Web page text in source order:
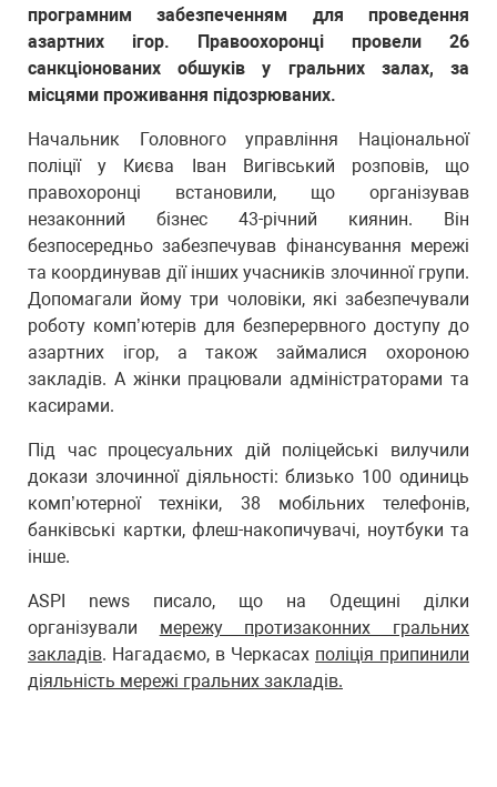
програмним забезпеченням для проведення
азартних ігор. Правоохоронці провели 26
санкціонованих обшуків у гральних залах, за
місцями проживання підозрюваних.
Начальник Головного управління Національної
поліції у Києва Іван Вигівський розповів, що
правохоронці встановили, що організував
незаконний бізнес 43-річний киянин. Він
безпосередньо забезпечував фінансування мережі
та координував дії інших учасників злочинної групи.
Допомагали йому три чоловіки, які забезпечували
роботу комп’ютерів для безперервного доступу до
азартних ігор, а також займалися охороною
закладів. А жінки працювали адміністраторами та
касирами.
Під час процесуальних дій поліцейські вилучили
докази злочинної діяльності: близько 100 одиниць
комп’ютерної техніки, 38 мобільних телефонів,
банківські картки, флеш-накопичувачі, ноутбуки та
інше.
ASPI news писало, що на Одещині ділки
організували мережу протизаконних гральних
закладів. Нагадаємо, в Черкасах поліція припинили
діяльність мережі гральних закладів.